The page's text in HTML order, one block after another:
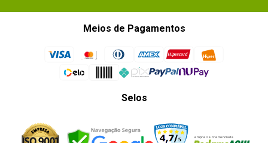
Meios de Pagamentos
Selos